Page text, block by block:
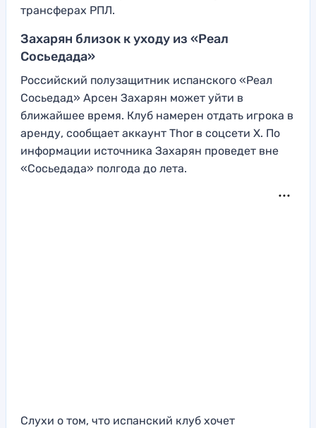
трансферах РПЛ.
Захарян близок к уходу из «Реал
Сосьедада»
Российский полузащитник испанского «Реал
Сосьедад» Арсен Захарян может уйти в
ближайшее время. Клуб намерен отдать игрока в
аренду, сообщает аккаунт Thor в соцсети Х. По
информации источника Захарян проведет вне
«Сосьедада» полгода до лета.
Слухи о том, что испанский клуб хочет